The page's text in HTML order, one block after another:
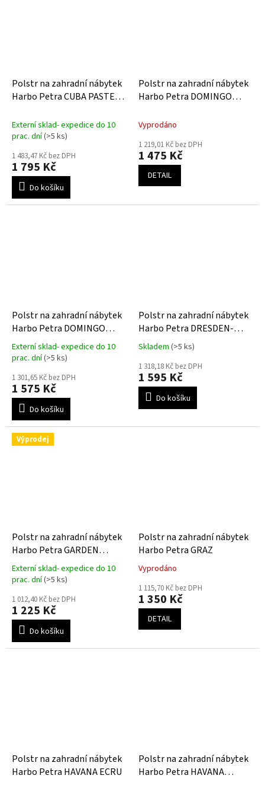
Polstr na zahradní nábytek
Harbo Petra CUBA PASTEL
Externí sklad- expedice do 10
prac. dní(>5 ks)
1 483,47 Kč bez DPH
1 795 Kč
Do košíku
Polstr na zahradní nábytek
Harbo Petra DOMINGO
Vyprodáno
1 219,01 Kč bez DPH
1 475 Kč
DETAIL
Polstr na zahradní nábytek
Harbo Petra DOMINGO
GREEN
Průměrné
hodnocení
produktu
je
5,0
5
hvězdiček.
Externí sklad- expedice do 10
prac. dní(>5 ks)
1 301,65 Kč bez DPH
1 575 Kč
Do košíku
Polstr na zahradní nábytek
Harbo Petra DRESDEN-
poslední kusy- doprodej
Průměrné
hodnocení
produktu
je
5,0
hvězdiček.
Skladem (>5 ks)
1 318,18 Kč bez DPH
1 595 Kč
Do košíku
Výprodej
Polstr na zahradní nábytek
Harbo Petra GARDEN
GREEN
Průměrné
hodnocení
produktu
je
5,0
5
Externí sklad- expedice do 10
prac. dní(>5 ks)
1 012,40 Kč bez DPH
1 225 Kč
Do košíku
Polstr na zahradní nábytek
Harbo Petra GRAZ
Průměrné
hodnocení
produktu
je
5,0
hvězdiček.
Vyprodáno
1 115,70 Kč bez DPH
1 350 Kč
DETAIL
Polstr na zahradní nábytek
Harbo Petra HAVANA ECRU
Polstr na zahradní nábytek
Harbo Petra HAVANA